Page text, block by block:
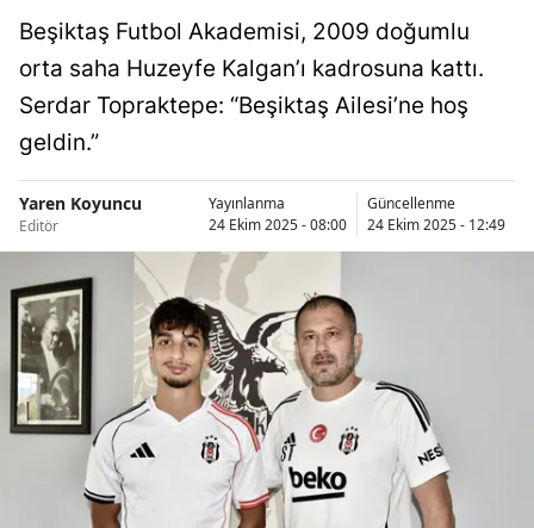
Beşiktaş Futbol Akademisi, 2009 doğumlu
orta saha Huzeyfe Kalgan’ı kadrosuna kattı.
Serdar Topraktepe: “Beşiktaş Ailesi’ne hoş
geldin.”
Yaren Koyuncu
Editör
Yayınlanma
24 Ekim 2025 - 08:00
Güncellenme
24 Ekim 2025 - 12:49